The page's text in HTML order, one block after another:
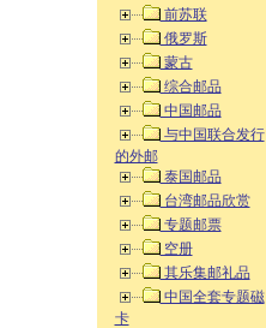
前苏联
俄罗斯
蒙古
综合邮品
中国邮品
与中国联合发行
的外邮
泰国邮品
台湾邮品欣赏
专题邮票
空册
其乐集邮礼品
中国全套专题磁
卡